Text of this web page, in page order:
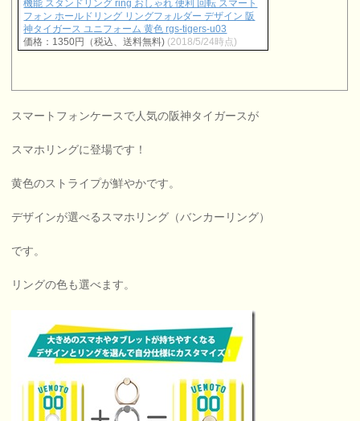
機能 スタンドリング ring おしゃれ 便利 回転 スマート
フォン ホールドリング リングフォルダー デザイン 阪
神タイガース ユニフォーム 黄色 rgs-tigers-u03
価格：1350円（税込、送料無料) (2018/5/24時点)
スマートフォンケースで人気の阪神タイガースが
スマホリングに登場です！
黄色のストライプが鮮やかです。
デザインが選べるスマホリング（バンカーリング）
です。
リングの色も選べます。